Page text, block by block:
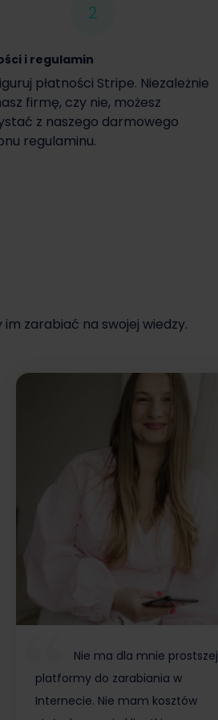
2
i regulamin
płatności Stripe. Niezależnie
firmę, czy nie, możesz
z naszego darmowego
regulaminu.
zarabiać na swojej wiedzy.
Nie ma dla mnie prostszej
platformy do zarabiania w
Internecie. Nie mam kosztów